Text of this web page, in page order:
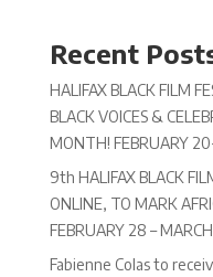
Recent
HALIFAX BLACK FILM
BLACK VOICES &
MONTH! FEBRUARY
9th HALIFAX BLACK
ONLINE, TO MARK
FEBRUARY 28 –
Fabienne Colas to